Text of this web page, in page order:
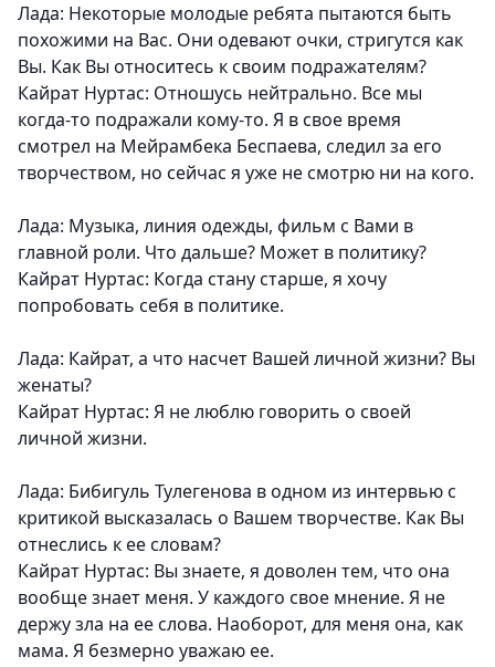
Лада: Некоторые молодые ребята пытаются быть
похожими на Вас. Они одевают очки, стригутся как
Вы. Как Вы относитесь к своим подражателям?
Кайрат Нуртас: Отношусь нейтрально. Все мы
когда-то подражали кому-то. Я в свое время
смотрел на Мейрамбека Беспаева, следил за его
творчеством, но сейчас я уже не смотрю ни на кого.
Лада: Музыка, линия одежды, фильм с Вами в
главной роли. Что дальше? Может в политику?
Кайрат Нуртас: Когда стану старше, я хочу
попробовать себя в политике.
Лада: Кайрат, а что насчет Вашей личной жизни? Вы
женаты?
Кайрат Нуртас: Я не люблю говорить о своей
личной жизни.
Лада: Бибигуль Тулегенова в одном из интервью с
критикой высказалась о Вашем творчестве. Как Вы
отнеслись к ее словам?
Кайрат Нуртас: Вы знаете, я доволен тем, что она
вообще знает меня. У каждого свое мнение. Я не
держу зла на ее слова. Наоборот, для меня она, как
мама. Я безмерно уважаю ее.